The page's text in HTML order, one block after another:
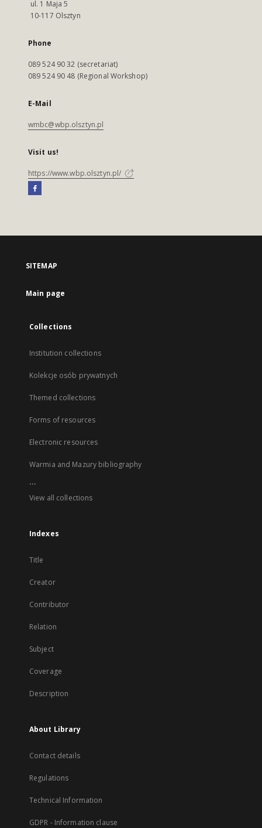
ul. 1 Maja 5
10-117 Olsztyn
Phone
089 524 90 32 (secretariat)
089 524 90 48 (Regional Workshop)
E-Mail
wmbc@wbp.olsztyn.pl
Visit us!
https://www.wbp.olsztyn.pl/
SITEMAP
Main page
Collections
Institution collections
Kolekcje osób prywatnych
Themed collections
Forms of resources
Electronic resources
Warmia and Mazury bibliography
...
View all collections
Indexes
Title
Creator
Contributor
Relation
Subject
Coverage
Description
About Library
Contact details
Regulations
Technical Information
GDPR - Information clause